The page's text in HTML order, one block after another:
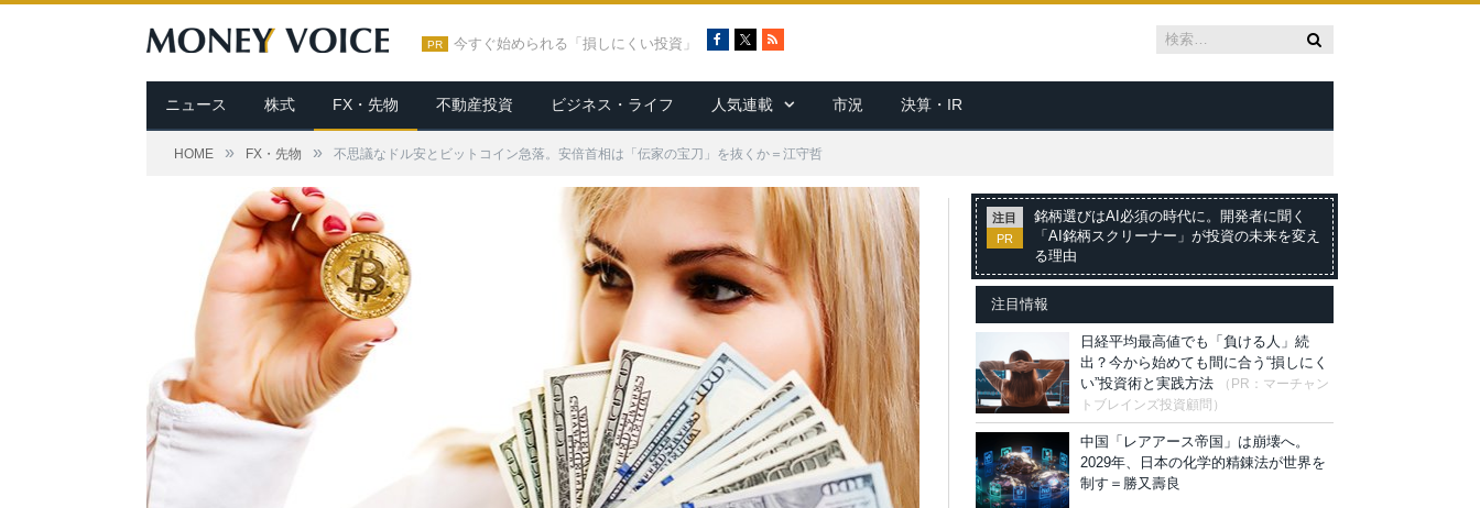
PR 今すぐ始められる「損しにくい投資」
c
e
b
o
R
S
ニュース 株式 FX・先物 不動産投資 ビジネス・ライフ 人気連載 市況 決算・IR
HOME » FX・先物 » 不思議なドル安とビットコイン急落。安倍首相は「伝家の宝刀」を抜くか＝江守哲
注目
PR
銘柄選びはAI必須の時代に。開発者に聞く
「AI銘柄スクリーナー」が投資の未来を変え
る理由
注目情報
日経平均最高値でも「負ける人」続
出？今から始めても間に合う“損しにく
い”投資術と実践方法
（PR：マーチャン
トブレインズ投資顧問）
中国「レアアース帝国」は崩壊へ。
2029年、日本の化学的精錬法が世界を
制す＝勝又壽良